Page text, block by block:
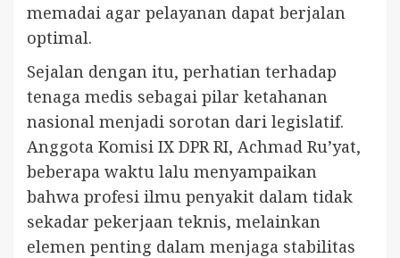
memadai agar pelayanan dapat berjalan
optimal.
Sejalan dengan itu, perhatian terhadap
tenaga medis sebagai pilar ketahanan
nasional menjadi sorotan dari legislatif.
Anggota Komisi IX DPR RI, Achmad Ru’yat,
beberapa waktu lalu menyampaikan
bahwa profesi ilmu penyakit dalam tidak
sekadar pekerjaan teknis, melainkan
elemen penting dalam menjaga stabilitas